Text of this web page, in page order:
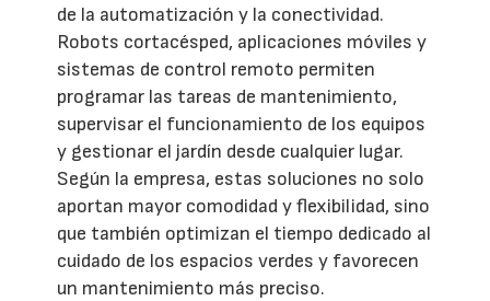
de la automatización y la conectividad.
Robots cortacésped, aplicaciones móviles y
sistemas de control remoto permiten
programar las tareas de mantenimiento,
supervisar el funcionamiento de los equipos
y gestionar el jardín desde cualquier lugar.
Según la empresa, estas soluciones no solo
aportan mayor comodidad y flexibilidad, sino
que también optimizan el tiempo dedicado al
cuidado de los espacios verdes y favorecen
un mantenimiento más preciso.